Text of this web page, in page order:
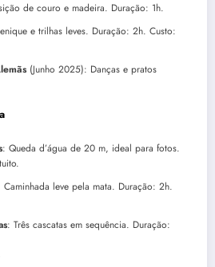
de couro e madeira. Duração: 1h.
e trilhas leves. Duração: 2h. Custo:
(Junho 2025): Danças e pratos
: Queda d’água de 20 m, ideal para fotos.
Caminhada leve pela mata. Duração: 2h.
: Três cascatas em sequência. Duração: